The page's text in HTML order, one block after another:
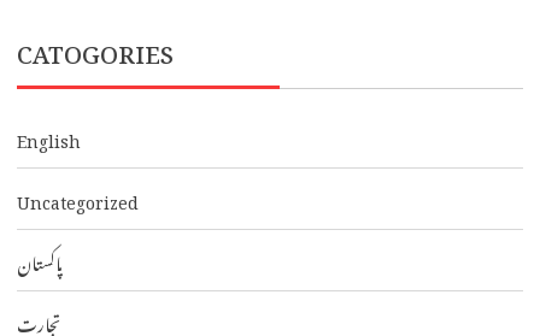
CATOGORIES
English
Uncategorized
پاکستان
تجارت